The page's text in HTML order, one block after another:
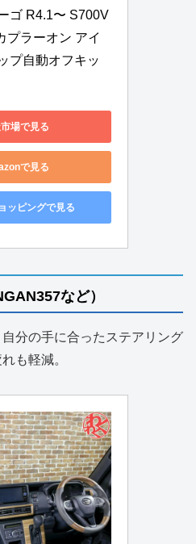
ゴ R4.1〜 S700V
プラーオン アイ
プ自動オフキッ
場で見る
で見る
ッピングで見る
など）
分の手に合ったステアリング
も軽減。